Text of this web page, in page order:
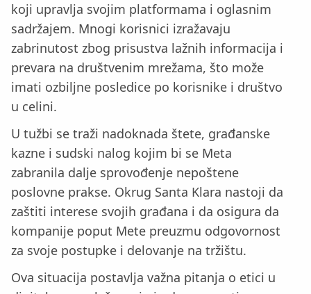
koji upravlja svojim platformama i oglasnim
sadržajem. Mnogi korisnici izražavaju
zabrinutost zbog prisustva lažnih informacija i
prevara na društvenim mrežama, što može
imati ozbiljne posledice po korisnike i društvo
u celini.
U tužbi se traži nadoknada štete, građanske
kazne i sudski nalog kojim bi se Meta
zabranila dalje sprovođenje nepoštene
poslovne prakse. Okrug Santa Klara nastoji da
zaštiti interese svojih građana i da osigura da
kompanije poput Mete preuzmu odgovornost
za svoje postupke i delovanje na tržištu.
Ova situacija postavlja važna pitanja o etici u